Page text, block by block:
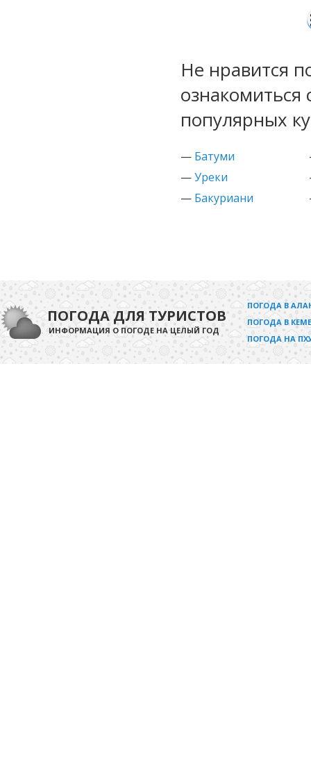
Не нравится
популярных
— Батуми
—Уреки
— Бакуриани
ПОГОДА ДЛЯ ТУРИСТОВ
ИНФОРМАЦИЯ О ПОГОДЕ НА ЦЕЛЫЙ ГОД
ПОГОДА В
ПОГОДА В
ПОГОДА НА